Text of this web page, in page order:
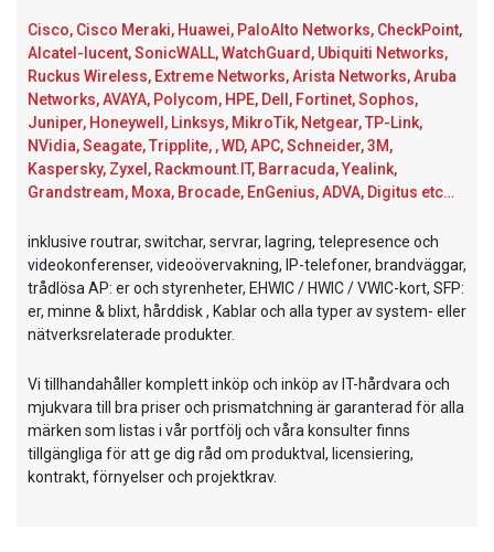
Accessories
Games & Leisure
AV & Multimedia
Photo & Video
Household & Garden
Office Supplies
Phones & PBX
Network Equipment
Printers & Accessories
Beauty & Healthcare
Software
Service & Support
Cisco, Cisco Meraki, Huawei, PaloAlto Networks, CheckPoint,
Alcatel-lucent, SonicWALL, WatchGuard, Ubiquiti Networks,
Ruckus Wireless, Extreme Networks, Arista Networks, Aruba
Networks, AVAYA, Polycom, HPE, Dell, Fortinet, Sophos,
Juniper, Honeywell, Linksys, MikroTik, Netgear, TP-Link,
NVidia, Seagate, Tripplite, , WD, APC, Schneider, 3M,
Kaspersky, Zyxel, Rackmount.IT, Barracuda, Yealink,
Grandstream, Moxa, Brocade, EnGenius, ADVA, Digitus etc…
inklusive routrar, switchar, servrar, lagring, telepresence och
videokonferenser, videoövervakning, IP-telefoner, brandväggar,
trådlösa AP: er och styrenheter, EHWIC / HWIC / VWIC-kort, SFP:
er, minne & blixt, hårddisk , Kablar och alla typer av system- eller
nätverksrelaterade produkter.
Vi tillhandahåller komplett inköp och inköp av IT-hårdvara och
mjukvara till bra priser och prismatchning är garanterad för alla
märken som listas i vår portfölj och våra konsulter finns
tillgängliga för att ge dig råd om produktval, licensiering,
kontrakt, förnyelser och projektkrav.